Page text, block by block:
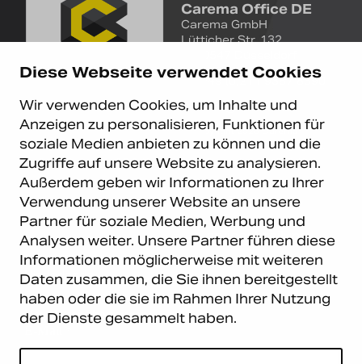
Diese Webseite verwendet Cookies
Wir verwenden Cookies, um Inhalte und
Anzeigen zu personalisieren, Funktionen für
soziale Medien anbieten zu können und die
Zugriffe auf unsere Website zu analysieren.
Außerdem geben wir Informationen zu Ihrer
Verwendung unserer Website an unsere
Partner für soziale Medien, Werbung und
Analysen weiter. Unsere Partner führen diese
Informationen möglicherweise mit weiteren
Daten zusammen, die Sie ihnen bereitgestellt
haben oder die sie im Rahmen Ihrer Nutzung
der Dienste gesammelt haben.
Carema Office DE
Carema GmbH
Lütticher Str. 132
+49 (0)211 9367 8390
info@carema.de
© Copyright 2026 Carema
GmbH. Alle Rechte vorbehalten.
Datenschutz|Impressum
Carema Warehouse
Carema Hardware BV
Bohemenstraat 9
8028 SB Zwolle
Niederlande
Kundendienst
Serviceabteilung
Newsletter abonnieren